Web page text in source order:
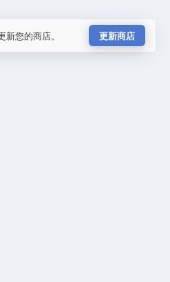
您的商店。 更新商店